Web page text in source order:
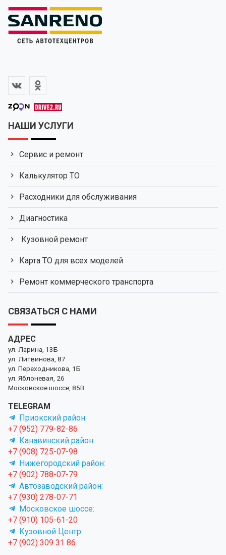
НАШИ УСЛУГИ
Сервис и ремонт
Калькулятор ТО
Расходники для обслуживания
Диагностика
Кузовной ремонт
Карта ТО для всех моделей
Ремонт коммерческого транспорта
СВЯЗАТЬСЯ С НАМИ
АДРЕС
ул. Ларина, 13Б
ул. Литвинова, 87
ул. Переходникова, 1Б
ул. Яблоневая, 26
Московское шоссе, 85В
TELEGRAM
Приокский район:
+7 (952) 779-82-86
Канавинский район:
+7 (908) 725-07-98
Нижегородский район:
+7 (902) 788-07-79
Автозаводский район:
+7 (930) 278-07-71
Московское шоссе:
+7 (910) 105-61-20
Кузовной Центр:
+7 (902) 309 31 86